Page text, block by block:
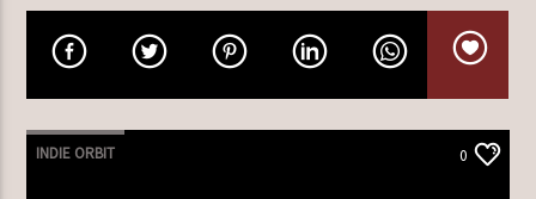
HAGUILY MAE
INDIE ORBIT 0